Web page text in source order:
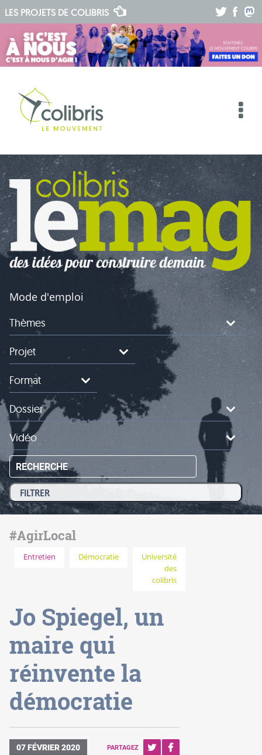
LES PROJETS DE COLIBRIS
Mode d'emploi
Thèmes
Projet
Format
Dossier
Vidéo
RECHERCHE
#AgirLocal
Entretien Démocratie
Université
des
colibris
Jo Spiegel, un
maire qui
réinvente la
démocratie
07 FÉVRIER 2020 PARTAGEZ